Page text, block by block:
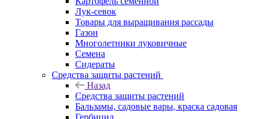
Лук-севок
Товары для выращивания рассады
Газон
Многолетники луковичные
Семена
Сидераты
Средства защиты растений
Назад
Средства защиты растений
Бальзамы, садовые вары, краска садовая
Гербицид